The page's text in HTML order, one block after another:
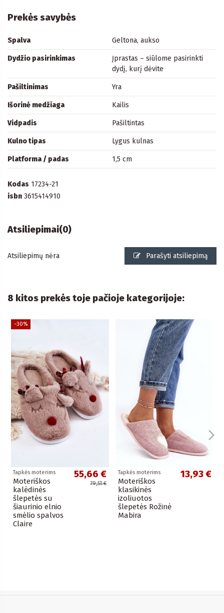
Prekės savybės
Spalva Geltona, aukso
Dydžio pasirinkimas
Įprastas – siūlome pasirinkti
dydį, kurį dėvite
Pašiltinimas Yra
Išorinė medžiaga Kailis
Vidpadis Pašiltintas
Kulno tipas Lygus kulnas
Platforma / padas 1,5 cm
Kodas 17234-21
isbn 3615414910
Atsiliepimai(0)
Atsiliepimų nėra Parašyti atsiliepimą
8 kitos prekės toje pačioje kategorijoje:
−30%
Tapkės moterims
Moteriškos
kalėdinės
šlepetės su
šiaurinio elnio
smėlio spalvos
Claire
55,66 €
79,51 €
Tapkės moterims
Moteriškos
klasikinės
izoliuotos
šlepetės Rožinė
Mabira
13,93 €